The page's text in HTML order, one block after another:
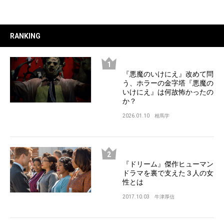
RANKING
『悪魔のいけにえ』改めて問
う、ホラーの金字塔『悪魔の
いけにえ』は何故怖かったの
か？
2026.01.10 相馬学
『ドリーム』傑作ヒューマン
ドラマを裏で支えた３人の女
性とは
2017.10.03 牛津厚信